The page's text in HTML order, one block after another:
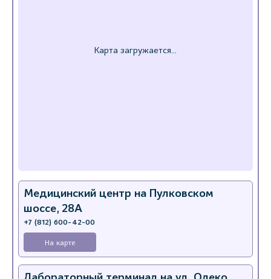
Медицинский центр на Пулковском
шоссе, 28А
+7 (812) 600-42-00
На карте